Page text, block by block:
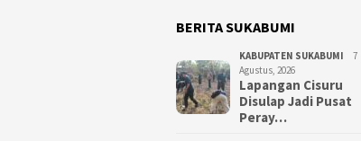
BERITA SUKABUMI
KABUPATEN SUKABUMI
7
Agustus, 2026
Lapangan Cisuru
Disulap Jadi Pusat
Peray…